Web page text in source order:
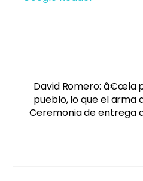
David Romero: â€œla
pueblo, lo que el arma
Ceremonia de entrega